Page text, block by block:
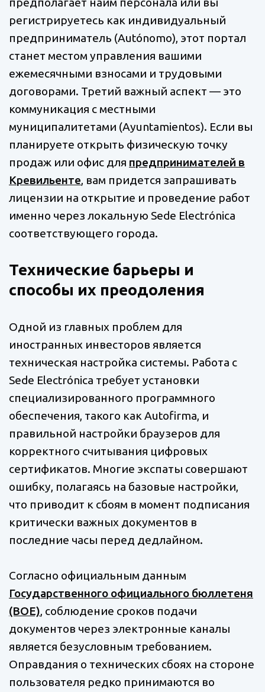
регистрируетесь как индивидуальный
предприниматель (Autónomo), этот портал
станет местом управления вашими
ежемесячными взносами и трудовыми
договорами. Третий важный аспект — это
коммуникация с местными
муниципалитетами (Ayuntamientos). Если вы
планируете открыть физическую точку
продаж или офис для предпринимателей в
Кревильенте, вам придется запрашивать
лицензии на открытие и проведение работ
именно через локальную Sede Electrónica
соответствующего города.
Технические барьеры и
способы их преодоления
Одной из главных проблем для
иностранных инвесторов является
техническая настройка системы. Работа с
Sede Electrónica требует установки
специализированного программного
обеспечения, такого как Autofirma, и
правильной настройки браузеров для
корректного считывания цифровых
сертификатов. Многие экспаты совершают
ошибку, полагаясь на базовые настройки,
что приводит к сбоям в момент подписания
критически важных документов в
последние часы перед дедлайном.
Согласно официальным данным
Государственного официального бюллетеня
(BOE), соблюдение сроков подачи
документов через электронные каналы
является безусловным требованием.
Оправдания о технических сбоях на стороне
пользователя редко принимаются во